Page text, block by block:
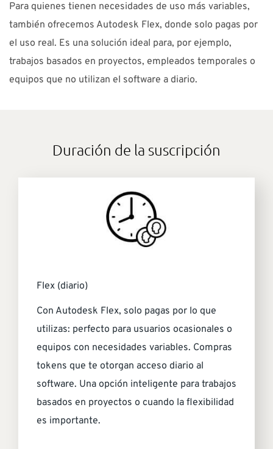
Para quienes tienen necesidades de uso más variables,
también ofrecemos Autodesk Flex, donde solo pagas por
el uso real. Es una solución ideal para, por ejemplo,
trabajos basados en proyectos, empleados temporales o
equipos que no utilizan el software a diario.
Duración de la suscripción
Flex (diario)
Con Autodesk Flex, solo pagas por lo que
utilizas: perfecto para usuarios ocasionales o
equipos con necesidades variables. Compras
tokens que te otorgan acceso diario al
software. Una opción inteligente para trabajos
basados en proyectos o cuando la flexibilidad
es importante.